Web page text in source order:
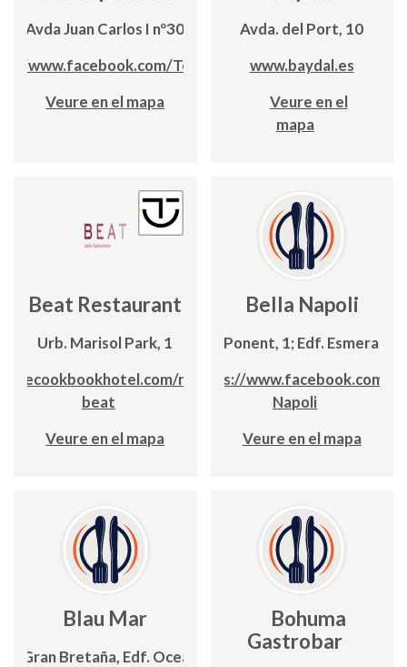
Avda Juan Carlos I nº30
www.facebook.com/Topacio3
Veure en el mapa
Avda. del Port, 10
www.baydal.es
Veure en el
mapa
Beat Restaurant
Urb. Marisol Park, 1
thecookbookhotel.com/restaurante-
beat
Veure en el mapa
Bella Napoli
C/ Ponent, 1; Edf. Esmeralda
https://www.facebook.com/
Napoli
Veure en el mapa
Blau Mar
C/ Gran Bretaña, Edf. Oceanic
Bohuma
Gastrobar